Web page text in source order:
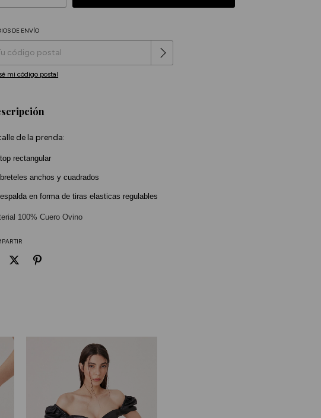
para el CP:
DE ENVÍO
mi código postal
de la prenda:
top rectangular
breteles anchos y cuadrados
espalda en forma de tiras elasticas regulables
100% Cuero Ovino